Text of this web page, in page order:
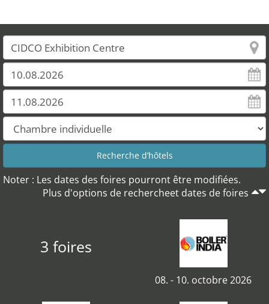
Noter : Les dates des foires pourront être modifiées.
Plus d'options de rechercheet dates de foires
3 foires
08. - 10. octobre 2026